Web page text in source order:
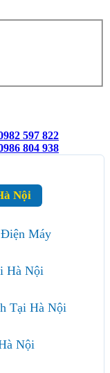
597 822
804 938
Nội
Máy
Hà Nội
Tại Hà Nội
Nội